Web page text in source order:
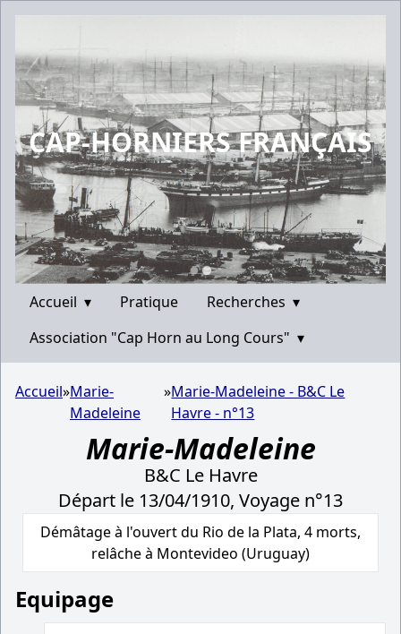
CAP-HORNIERS FRANÇAIS
Accueil ▾ Pratique Recherches ▾
Association "Cap Horn au Long Cours" ▾
Accueil»Marie-
Madeleine
»Marie-Madeleine - B&C Le
Havre - n°13
Marie-Madeleine
B&C Le Havre
Départ le 13/04/1910, Voyage n°13
Démâtage à l'ouvert du Rio de la Plata, 4 morts,
relâche à Montevideo (Uruguay)
Equipage